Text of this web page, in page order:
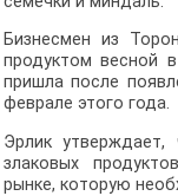
Бизнесмен из
продуктом весной
пришла после
феврале этого года.
Эрлик
злаковых
рынке, которую